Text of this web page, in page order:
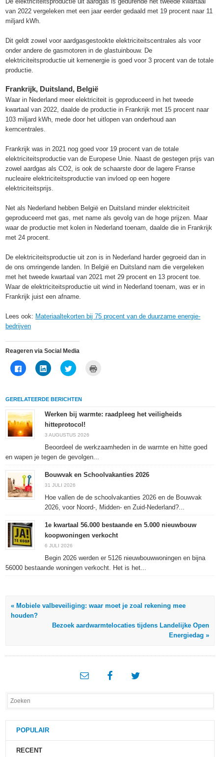
van 2022 vergeleken met een jaar eerder gedaald met 19 procent naar 11
miljard kWh.
Dit geldt zowel voor aardgasgestookte elektriciteitscentrales als voor
onder andere de gasmotoren in de glastuinbouw. De
elektriciteitsproductie uit kernenergie is goed voor 3 procent van de totale
productie.
Frankrijk, Duitsland, België
Waar in Nederland meer elektriciteit is geproduceerd in het tweede
kwartaal van 2022, daalde de productie in Frankrijk met 15 procent naar
103 miljard kWh, mede door het uitlopen van onderhoud aan
kerncentrales.
Frankrijk was in 2021 nog goed voor 19 procent van de totale
elektriciteitsproductie van de Europese Unie. Naast de gestegen prijs van
zowel aardgas als CO2, is ook de schaarste door de lagere Franse
nucleaire elektriciteitsproductie van invloed op een hogere
elektriciteitsprijs.
Net als Nederland hebben België en Duitsland minder elektriciteit
geproduceerd met gas, met name als gevolg van de hoge prijzen. Maar
waar de productie met kolen in Nederland toenam, daalde die in Frankrijk
met 24 procent.
De elektriciteitsproductie uit zon is in Nederland harder gegroeid dan in
de ons omringende landen. In België en Duitsland nam die vergeleken
met het tweede kwartaal van 2021 met 29 procent en 13 procent toe.
Waar de elektriciteitsproductie uit wind in Nederland toenam, was er in
Frankrijk juist een afname.
Lees ook: Materiaaltekorten bij 75 procent van de duurzame energie-
bedrijven
Reageren via Social Media
Klik
om
Facebook
(Wordt
een
nieuw
venster
geopend)
Klik
om
delen
(Wordt
een
nieuw
venster
geopend)
Klik
om
Twitter
(Wordt
een
nieuw
venster
geopend)
nieuw
GERELATEERDE BERICHTEN
Werken bij warmte: raadpleeg het veiligheids
hitteprotocol!
3 AUGUSTUS 2026
Beoordeel de werkzaamheden in de warmte en hitte goed
en wapen je tegen de gevolgen...
Bouwvak en Schoolvakanties 2026
31 JULI 2026
Hoe vallen de de schoolvakanties 2026 en de Bouwvak
2026, voor Noord-, Midden- en Zuid-Nederland?...
1e kwartaal 56.000 bestaande en 5.000 nieuwbouw
koopwoningen verkocht
6 JULI 2026
Begin 2026 werden er 5126 nieuwbouwwoningen en bijna
56000 bestaande woningen verkocht. Het is het...
« Mobiele valbeveiliging: waar moet je zoal rekening mee
houden?
Bezoek aardwarmtelocaties tijdens Landelijke Open
Energiedag »
POPULAIR
RECENT